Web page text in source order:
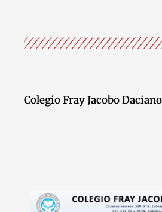
Colegio Fray Jacobo Daciano